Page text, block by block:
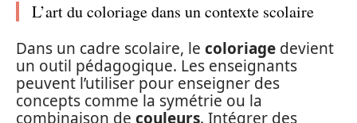
L’art du coloriage dans un contexte scolaire
Dans un cadre scolaire, le coloriage devient
un outil pédagogique. Les enseignants
peuvent l’utiliser pour enseigner des
concepts comme la symétrie ou la
combinaison de couleurs. Intégrer des